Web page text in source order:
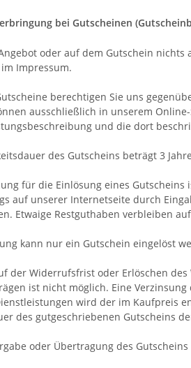
bei Gutscheinen
oder auf dem Gutschein
Impressum.
berechtigen Sie uns
ausschließlich in unserem
und die dort
des Gutscheins beträgt 3
für die Einlösung eines
auf unserer Internetseite durch
Etwaige Restguthaben verbleiben
kann nur ein Gutschein eingelöst
der Widerrufsfrist oder Erlöschen
ist nicht möglich. Eine
wird der im Kaufpreis
des gutgeschriebenen Gutscheins
oder Übertragung des